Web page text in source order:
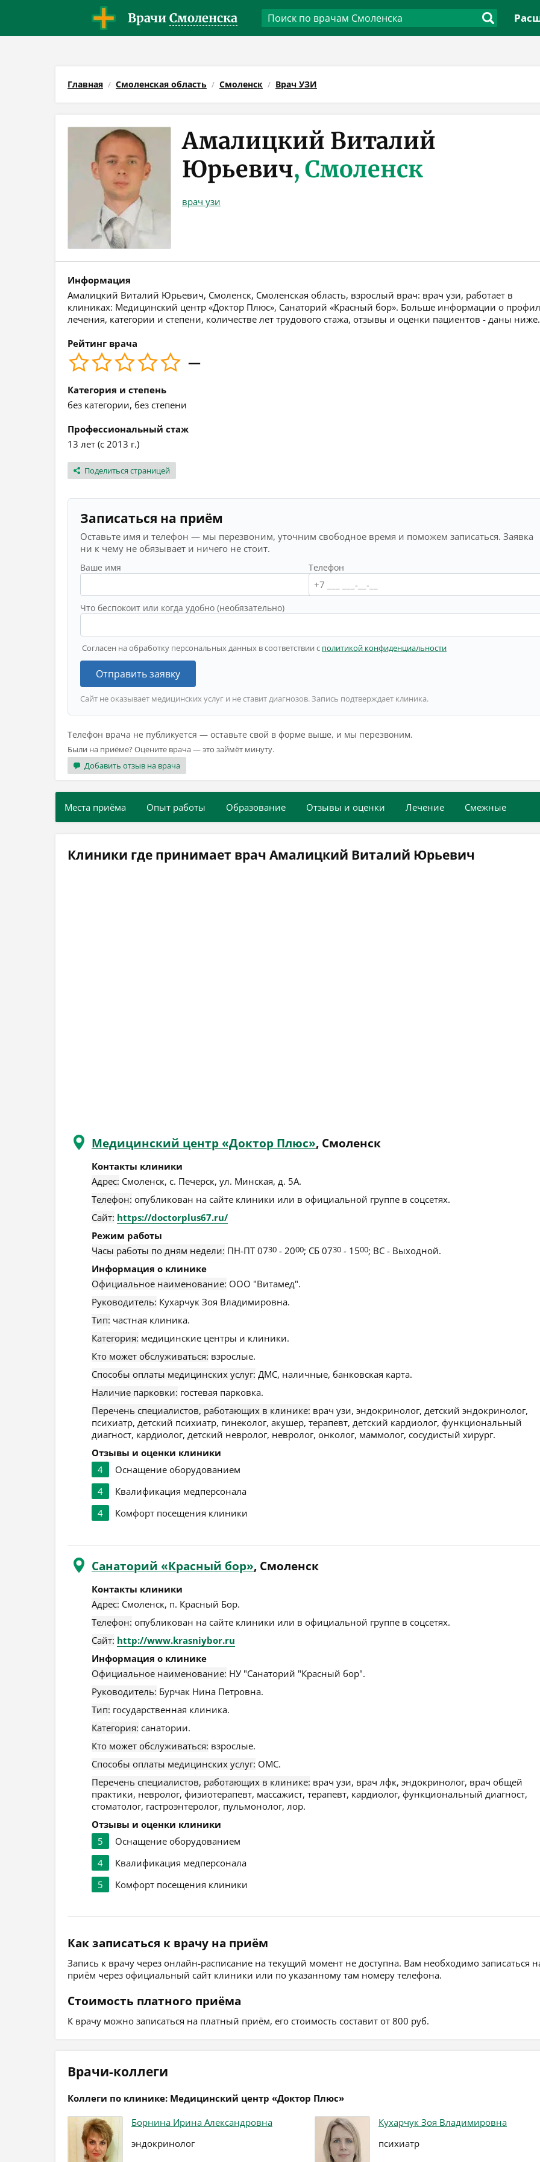
Врачи Смоленска
Главная Смоленская область Смоленск Врач УЗИ
Амалицкий Виталий
Юрьевич, Смоленск
врач узи
Информация
Амалицкий Виталий Юрьевич, Смоленск, Смоленская область, взрослый врач: врач узи, работает в
клиниках: Медицинский центр «Доктор Плюс», Санаторий «Красный бор». Больше информации о
лечения, категории и степени, количестве лет трудового стажа, отзывы и оценки пациентов - даны ниже.
Рейтинг врача
—
Категория и степень
без категории, без степени
Профессиональный стаж
13 лет (с 2013 г.)
Поделиться страницей
Записаться на приём
Оставьте имя и телефон — мы перезвоним, уточним свободное время и поможем записаться. Заявка
ни к чему не обязывает и ничего не стоит.
Ваше имя Телефон
Что беспокоит или когда удобно (необязательно)
Согласен на обработку персональных данных в соответствии с политикой конфиденциальности
Отправить заявку
Сайт не оказывает медицинских услуг и не ставит диагнозов. Запись подтверждает клиника.
Телефон врача не публикуется — оставьте свой в форме выше, и мы перезвоним.
Были на приёме? Оцените врача — это займёт минуту.
Добавить отзыв на врача
Места приёма Опыт работы Образование Отзывы и оценки Лечение Смежные
Клиники где принимает врач Амалицкий Виталий Юрьевич
Медицинский центр «Доктор Плюс», Смоленск
Контакты клиники
Адрес: Смоленск, с. Печерск, ул. Минская, д. 5А.
Телефон: опубликован на сайте клиники или в официальной группе в соцсетях.
Сайт: https://doctorplus67.ru/
Режим работы
Часы работы по дням недели: ПН-ПТ 0730 - 2000; СБ 0730 - 1500; ВС - Выходной.
Информация о клинике
Официальное наименование: ООО "Витамед".
Руководитель: Кухарчук Зоя Владимировна.
Тип: частная клиника.
Категория: медицинские центры и клиники.
Кто может обслуживаться: взрослые.
Способы оплаты медицинских услуг: ДМС, наличные, банковская карта.
Наличие парковки: гостевая парковка.
Перечень специалистов, работающих в клинике: врач узи, эндокринолог, детский эндокринолог,
психиатр, детский психиатр, гинеколог, акушер, терапевт, детский кардиолог, функциональный
диагност, кардиолог, детский невролог, невролог, онколог, маммолог, сосудистый хирург.
Отзывы и оценки клиники
4
Оснащение оборудованием
4
Квалификация медперсонала
4
Комфорт посещения клиники
Санаторий «Красный бор», Смоленск
Контакты клиники
Адрес: Смоленск, п. Красный Бор.
Телефон: опубликован на сайте клиники или в официальной группе в соцсетях.
Сайт: http://www.krasniybor.ru
Информация о клинике
Официальное наименование: НУ "Санаторий "Красный бор".
Руководитель: Бурчак Нина Петровна.
Тип: государственная клиника.
Категория: санатории.
Кто может обслуживаться: взрослые.
Способы оплаты медицинских услуг: ОМС.
Перечень специалистов, работающих в клинике: врач узи, врач лфк, эндокринолог, врач общей
практики, невролог, физиотерапевт, массажист, терапевт, кардиолог, функциональный диагност,
стоматолог, гастроэнтеролог, пульмонолог, лор.
Отзывы и оценки клиники
5
Оснащение оборудованием
4
Квалификация медперсонала
5
Комфорт посещения клиники
Как записаться к врачу на приём
Запись к врачу через онлайн-расписание на текущий момент не доступна. Вам необходимо записаться
приём через официальный сайт клиники или по указанному там номеру телефона.
Стоимость платного приёма
К врачу можно записаться на платный приём, его стоимость составит от 800 руб.
Врачи-коллеги
Коллеги по клинике: Медицинский центр «Доктор Плюс»
Борнина Ирина Александровна
эндокринолог
Кухарчук Зоя Владимировна
психиатр